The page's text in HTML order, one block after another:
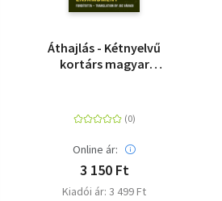
Áthajlás - Kétnyelvű
kortárs magyar
Online ár:
3 150 Ft
Kiadói ár: 3 499 Ft